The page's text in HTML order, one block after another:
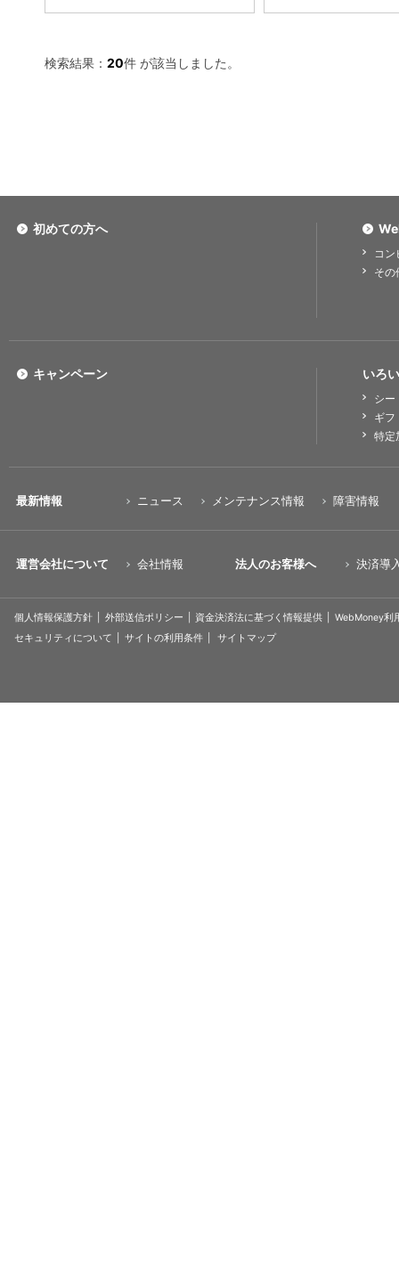
検索結果： 20件 が該当しました。
初めての方へ
コ
その
いろ
シー
ギフ
特定
キャンペーン
最新情報 ニュース メンテナンス情報 障害情報
運営会社について 会社情報 法人のお客様へ 決済導
個人情報保護方針 外部送信ポリシー 資金決済法に基づく情報提供
WebMoney利
セキュリティについて
サイトの利用条件 サイトマップ